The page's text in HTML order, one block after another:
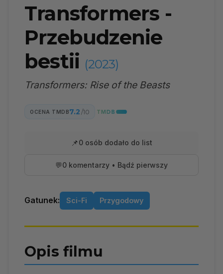
Transformers -
Przebudzenie
bestii (2023)
Transformers: Rise of the Beasts
OCENA TMDB7.2 /10
📌0 osób dodało do list
💬0 komentarzy • Bądź pierwszy
Gatunek: Sci-Fi Przygodowy
Opis filmu